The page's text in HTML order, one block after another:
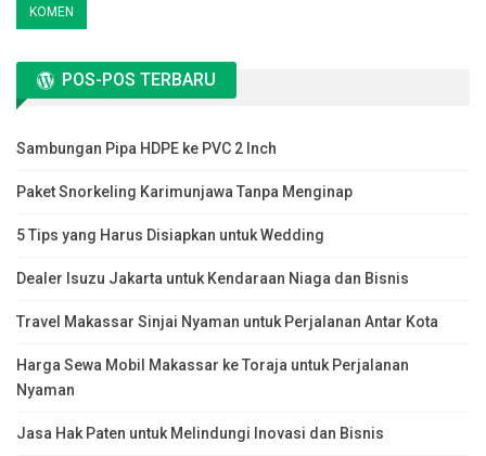
POS-POS TERBARU
Sambungan Pipa HDPE ke PVC 2 Inch
Paket Snorkeling Karimunjawa Tanpa Menginap
5 Tips yang Harus Disiapkan untuk Wedding
Dealer Isuzu Jakarta untuk Kendaraan Niaga dan Bisnis
Travel Makassar Sinjai Nyaman untuk Perjalanan Antar Kota
Harga Sewa Mobil Makassar ke Toraja untuk Perjalanan
Nyaman
Jasa Hak Paten untuk Melindungi Inovasi dan Bisnis